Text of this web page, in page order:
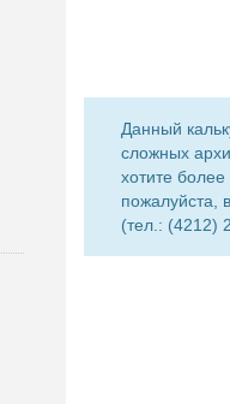
Данный
сложных
хотите
пожалуйста,
(тел.: (4212)